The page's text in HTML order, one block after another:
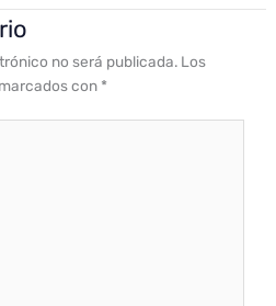
no será publicada. Los
con *